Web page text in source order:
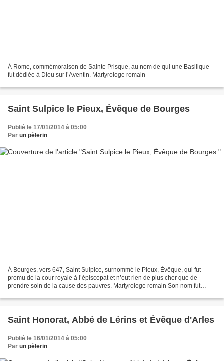
À Rome, commémoraison de Sainte Prisque, au nom de qui une Basilique
fut dédiée à Dieu sur l’Aventin. Martyrologe romain
Saint Sulpice le Pieux, Évêque de Bourges
Publié le 17/01/2014 à 05:00
Par un pèlerin
À Bourges, vers 647, Saint Sulpice, surnommé le Pieux, Évêque, qui fut
promu de la cour royale à l’épiscopat et n’eut rien de plus cher que de
prendre soin de la cause des pauvres. Martyrologe romain Son nom fut
Saint Honorat, Abbé de Lérins et Évêque d'Arles
Publié le 16/01/2014 à 05:00
Par un pèlerin